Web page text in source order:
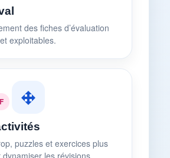
des fiches d’évaluation
exploitables.
puzzles et exercices plus
les révisions.